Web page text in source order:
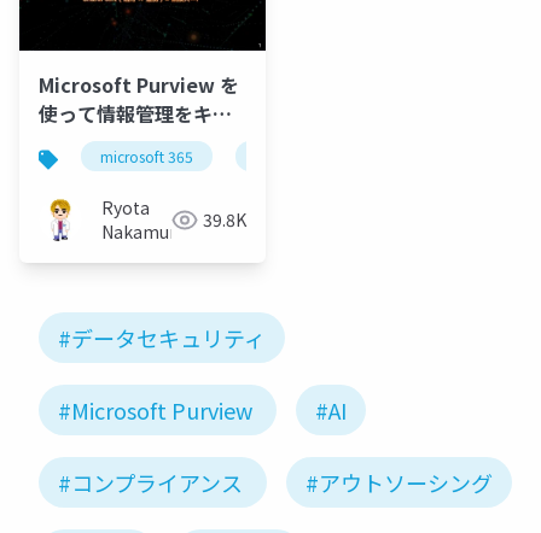
Microsoft Purview を
使って情報管理をキッ
チリやりましょう！
microsoft 365
Ryota
Nakamura
39.8K
#データセキュリティ
#Microsoft Purview #AI
#コンプライアンス #アウトソーシング